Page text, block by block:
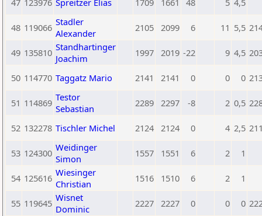
47 123976 Spreitzer Elias 1709 1661 48 5 4,5
48 119066 Stadler
Alexander
2105 2099 6 11 5,5
49 135810 Standhartinger
Joachim
1997 2019 -22 9 4,5
50 114770 Taggatz Mario 2141 2141 0 0 0
51 114869 Testor
Sebastian
2289 2297 -8 2 0,5
52 132278 Tischler Michel 2124 2124 0 4 2,5
53 124300 Weidinger
Simon
1557 1551 6 2 1
54 125616 Wiesinger
Christian
1516 1510 6 2 1
55 119645 Wisnet
Dominic
2227 2227 0 0 0